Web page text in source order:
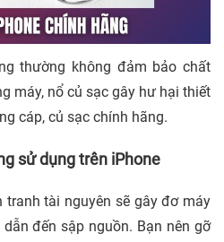
thường không đảm bảo chất
máy, nổ củ sạc gây hư hại thiết
cáp, củ sạc chính hãng.
sử dụng trên iPhone
tranh tài nguyên sẽ gây đơ máy
đến sập nguồn. Bạn nên gỡ